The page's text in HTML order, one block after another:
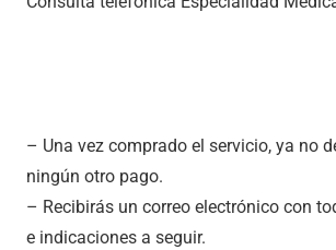
– Una vez comprado el servicio, ya no
ningún otro pago.
– Recibirás un correo electrónico con
e indicaciones a seguir.